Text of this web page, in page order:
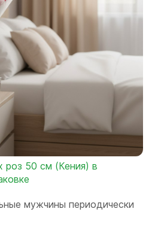
роз 50 см (Кения) в
мужчины периодически